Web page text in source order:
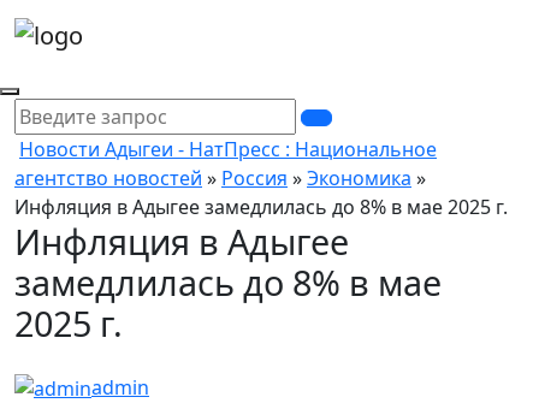
Новости Адыгеи - НатПресс : Национальное
агентство новостей » Россия »Экономика »
Инфляция в Адыгее замедлилась до 8% в мае 2025 г.
Инфляция в Адыгее
замедлилась до 8% в мае
2025 г.
admin